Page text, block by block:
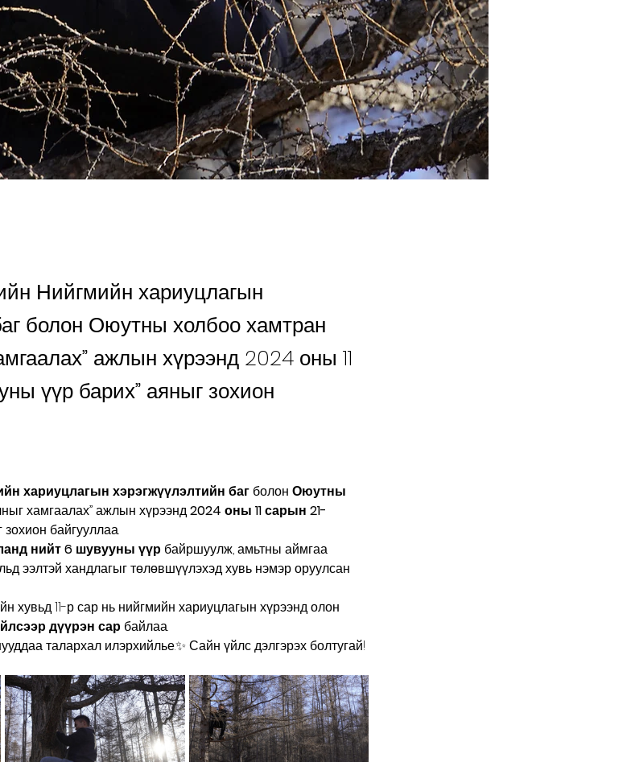
Нийгмийн хариуцлагын
болон Оюутны холбоо хамтран
ажлын хүрээнд 2024 оны 11
үүр барих” аяныг зохион
хариуцлагын хэрэгжүүлэлтийн баг болон Оюутны
хамгаалах” ажлын хүрээнд 2024 оны 11 сарын 21-
байгууллаа.
нийт 6 шувууны үүр байршуулж, амьтны аймгаа
ээлтэй хандлагыг төлөвшүүлэхэд хувь нэмэр оруулсан
хувьд 11-р сар нь нийгмийн хариуцлагын хүрээнд олон
дүүрэн сар байлаа.
талархал илэрхийлье.✨ Сайн үйлс дэлгэрэх болтугай!